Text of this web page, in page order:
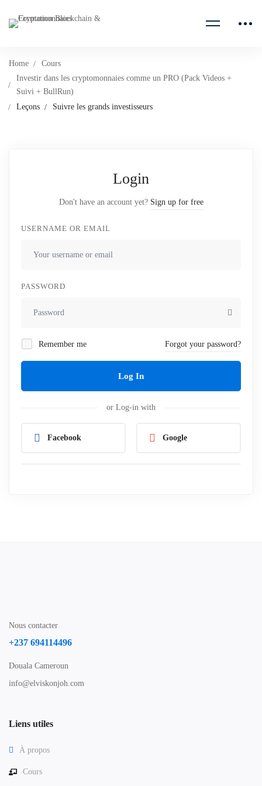
Home
Cours
Investir dans les cryptomonnaies comme un PRO (Pack Videos +
Suivi + BullRun)
Leçons
Suivre les grands investisseurs
Login
Don't have an account yet? Sign up for free
USERNAME OR EMAIL
PASSWORD
Remember me Forgot your password?
Log In
or Log-in with
Facebook Google
Nous contacter
+237 694114496
Douala Cameroun
info@elviskonjoh.com
Liens utiles
À propos
Cours